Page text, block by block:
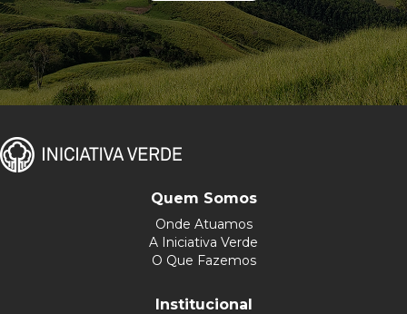
Quem Somos
Onde Atuamos
A Iniciativa Verde
O Que Fazemos
Institucional